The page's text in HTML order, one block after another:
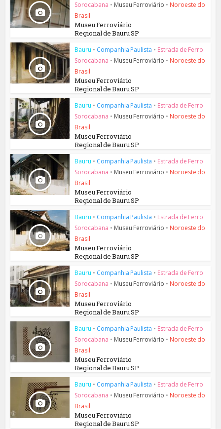
Sorocabana • Museu Ferroviário • Noroeste do
Brasil
Museu Ferroviário
Regional de Bauru SP
Bauru • Companhia Paulista • Estrada de Ferro
Sorocabana • Museu Ferroviário • Noroeste do
Brasil
Museu Ferroviário
Regional de Bauru SP
Bauru • Companhia Paulista • Estrada de Ferro
Sorocabana • Museu Ferroviário • Noroeste do
Brasil
Museu Ferroviário
Regional de Bauru SP
Bauru • Companhia Paulista • Estrada de Ferro
Sorocabana • Museu Ferroviário • Noroeste do
Brasil
Museu Ferroviário
Regional de Bauru SP
Bauru • Companhia Paulista • Estrada de Ferro
Sorocabana • Museu Ferroviário • Noroeste do
Brasil
Museu Ferroviário
Regional de Bauru SP
Bauru • Companhia Paulista • Estrada de Ferro
Sorocabana • Museu Ferroviário • Noroeste do
Brasil
Museu Ferroviário
Regional de Bauru SP
Bauru • Companhia Paulista • Estrada de Ferro
Sorocabana • Museu Ferroviário • Noroeste do
Brasil
Museu Ferroviário
Regional de Bauru SP
Bauru • Companhia Paulista • Estrada de Ferro
Sorocabana • Museu Ferroviário • Noroeste do
Brasil
Museu Ferroviário
Regional de Bauru SP